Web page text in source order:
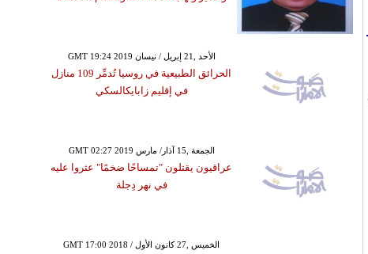
GMT 19:24 2019 الأحد ,21 إبريل / نيسان
الحرائق الطبيعية في روسيا تُدمِّر 109 منازل
في إقليم زابايكالسكي
GMT 02:27 2019 الجمعة ,15 آذار/ مارس
عراقيون يقتلون "تمساحًا ضخمًا" عثروا عليه
في نهر دِجلة
GMT 17:00 2018 الخميس ,27 كانون الأول /